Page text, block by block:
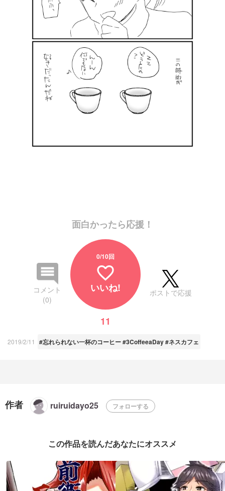
面白かったら応援！
コメント
(0)
0/10回
favorite_border
いいね!
11
ポストで応援
2019/2/11 #忘れられない一杯のコーヒー #3CoffeeaDay #ネスカフェ
作者 ruiruidayo25 フォローする
この作品を読んだあなたにオススメ